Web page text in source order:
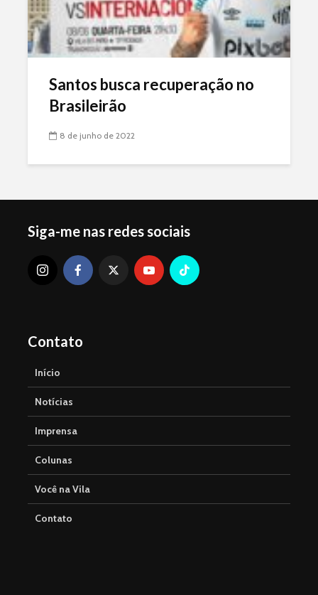
Santos busca recuperação no
Brasileirão
8 de junho de 2022
Siga-me nas redes sociais
Contato
Início
Notícias
Imprensa
Colunas
Você na Vila
Contato